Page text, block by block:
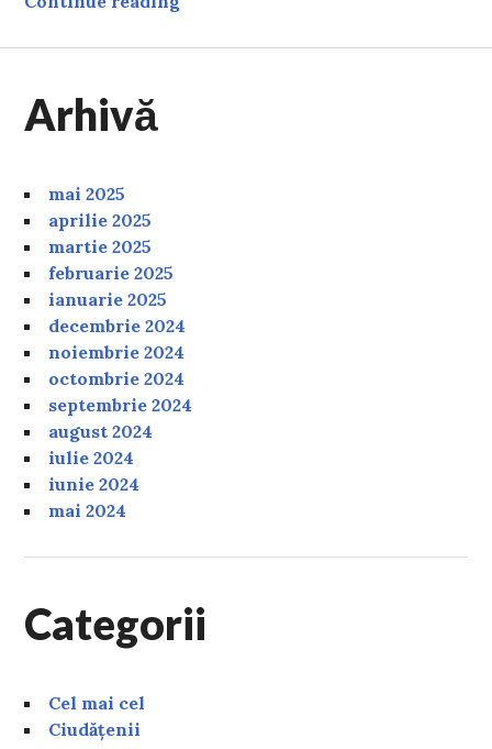
Arhivă
mai 2025
aprilie 2025
martie 2025
februarie 2025
ianuarie 2025
decembrie 2024
noiembrie 2024
octombrie 2024
septembrie 2024
august 2024
iulie 2024
iunie 2024
mai 2024
Categorii
Cel mai cel
Ciudățenii